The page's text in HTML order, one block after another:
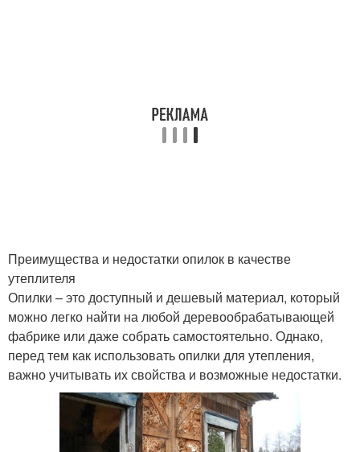
Преимущества и недостатки опилок в качестве
утеплителя
Опилки – это доступный и дешевый материал, который
можно легко найти на любой деревообрабатывающей
фабрике или даже собрать самостоятельно. Однако,
перед тем как использовать опилки для утепления,
важно учитывать их свойства и возможные недостатки.